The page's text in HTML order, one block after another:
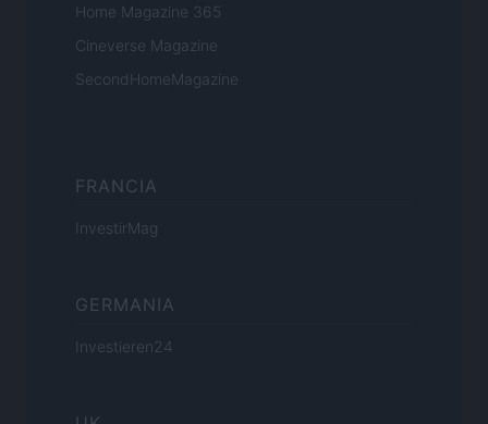
Home Magazine 365
Cineverse Magazine
SecondHomeMagazine
FRANCIA
InvestirMag
GERMANIA
Investieren24